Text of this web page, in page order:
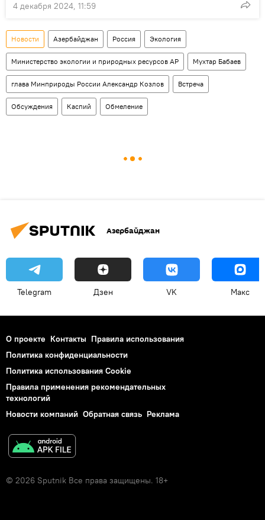
4 декабря 2024, 11:59
Новости Азербайджан Россия Экология
Министерство экологии и природных ресурсов АР Мухтар Бабаев
глава Минприроды России Александр Козлов Встреча
Обсуждения Каспий Обмеление
Азербайджан
Telegram Дзен VK Макс
О проекте Контакты Правила использования
Политика конфиденциальности
Политика использования Cookie
Правила применения рекомендательных
технологий
Новости компаний Обратная связь Реклама
© 2026 Sputnik Все права защищены. 18+